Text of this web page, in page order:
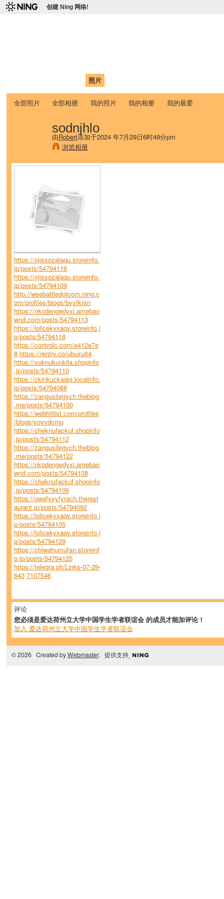
创建 Ning 网络!
照片
全部照片 全部相册 我的照片 我的相册 我的最爱
sodnjhlo
由Robert添加于2024 年7月29日6时49分pm
浏览相册
https://ojissozalaqu.storeinfo.
jp/posts/54794116
https://ojissozalaqu.storeinfo.
jp/posts/54794109
http://weebattledotcom.ning.c
om/profiles/blogs/bvyfkrsn
https://nkodengedyxi.amebao
wnd.com/posts/54794113
https://lolicekyxaqy.storeinfo.j
p/posts/54794118
https://controlc.com/e412e7e
8 https://rentry.co/ubuxuit4
https://voknukunkila.shopinfo
.jp/posts/54794110
https://ckinkuckaqoj.localinfo.
jp/posts/54794088
https://zangusilegych.theblog
.me/posts/54794100
https://webhitlist.com/profiles
/blogs/yoyvdcmo
https://cheknufackuf.shopinfo
.jp/posts/54794112
https://zangusilegych.theblog
.me/posts/54794122
https://nkodengedyxi.amebao
wnd.com/posts/54794108
https://cheknufackuf.shopinfo
.jp/posts/54794106
https://owafyvyfyrach.therest
aurant.jp/posts/54794092
https://lolicekyxaqy.storeinfo.j
p/posts/54794105
https://lolicekyxaqy.storeinfo.j
p/posts/54794129
https://chiwahumufan.storeinf
o.jp/posts/54794125
https://telegra.ph/Links-07-29-
643 7107546
评论
您必须是爱达荷州立大学中国学生学者联谊会 的成员才能加评论！
加入 爱达荷州立大学中国学生学者联谊会
© 2026 Created byWebmaster. 提供支持